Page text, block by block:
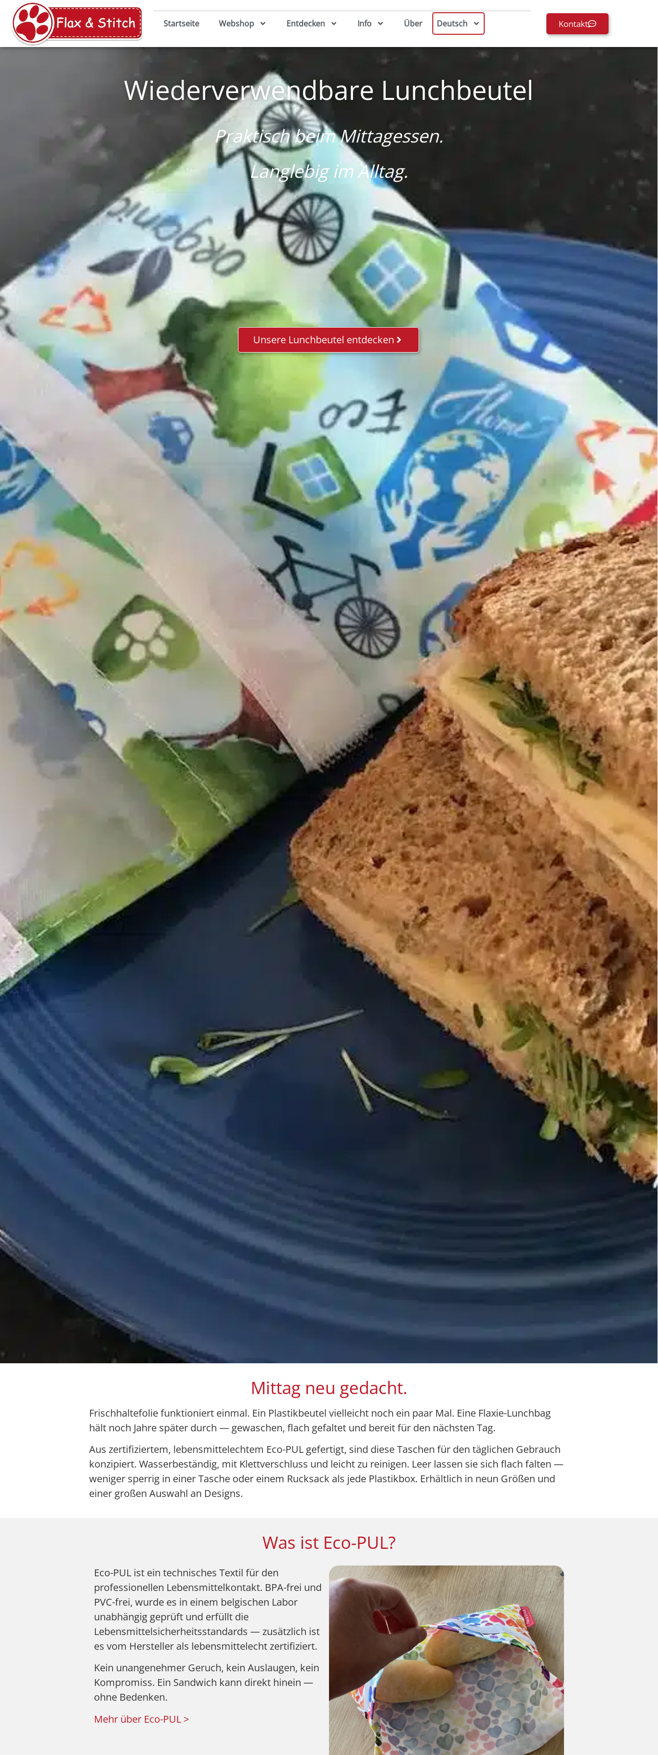
Startseite Webshop Entdecken Info Über Deutsch Kontakt
Wiederverwendbare Lunchbeutel
Praktisch beim Mittagessen.
Langlebig im Alltag.
Unsere Lunchbeutel entdecken
Mittag neu gedacht.
Frischhaltefolie funktioniert einmal. Ein Plastikbeutel vielleicht noch ein paar Mal. Eine Flaxie-Lunchbag
hält noch Jahre später durch — gewaschen, flach gefaltet und bereit für den nächsten Tag.
Aus zertifiziertem, lebensmittelechtem Eco-PUL gefertigt, sind diese Taschen für den täglichen Gebrauch
konzipiert. Wasserbeständig, mit Klettverschluss und leicht zu reinigen. Leer lassen sie sich flach falten —
weniger sperrig in einer Tasche oder einem Rucksack als jede Plastikbox. Erhältlich in neun Größen und
einer großen Auswahl an Designs.
Was ist Eco-PUL?
Eco-PUL ist ein technisches Textil für den
professionellen Lebensmittelkontakt. BPA-frei und
PVC-frei, wurde es in einem belgischen Labor
unabhängig geprüft und erfüllt die
Lebensmittelsicherheitsstandards — zusätzlich ist
es vom Hersteller als lebensmittelecht zertifiziert.
Kein unangenehmer Geruch, kein Auslaugen, kein
Kompromiss. Ein Sandwich kann direkt hinein —
ohne Bedenken.
Mehr über Eco-PUL >